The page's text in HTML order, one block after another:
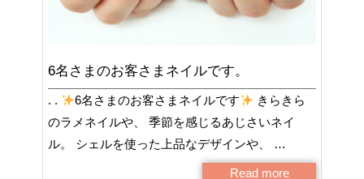
6名さまのお客さまネイルです。
. . 6名さまのお客さまネイルです
きらきら
のラメネイルや、 季節を感じるあじさいネイ
ル。 シェルを使った上品なデザインや、 …
Read more